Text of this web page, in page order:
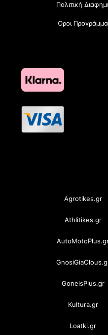
Πολιτική
Όροι
Agrotikes.gr
Athlitikes.gr
GoneisPlus.gr
Kultura.gr
Loatki.gr